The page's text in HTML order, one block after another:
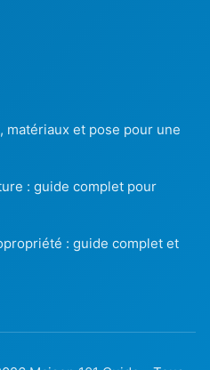
matériaux et pose pour une
: guide complet pour
: guide complet et